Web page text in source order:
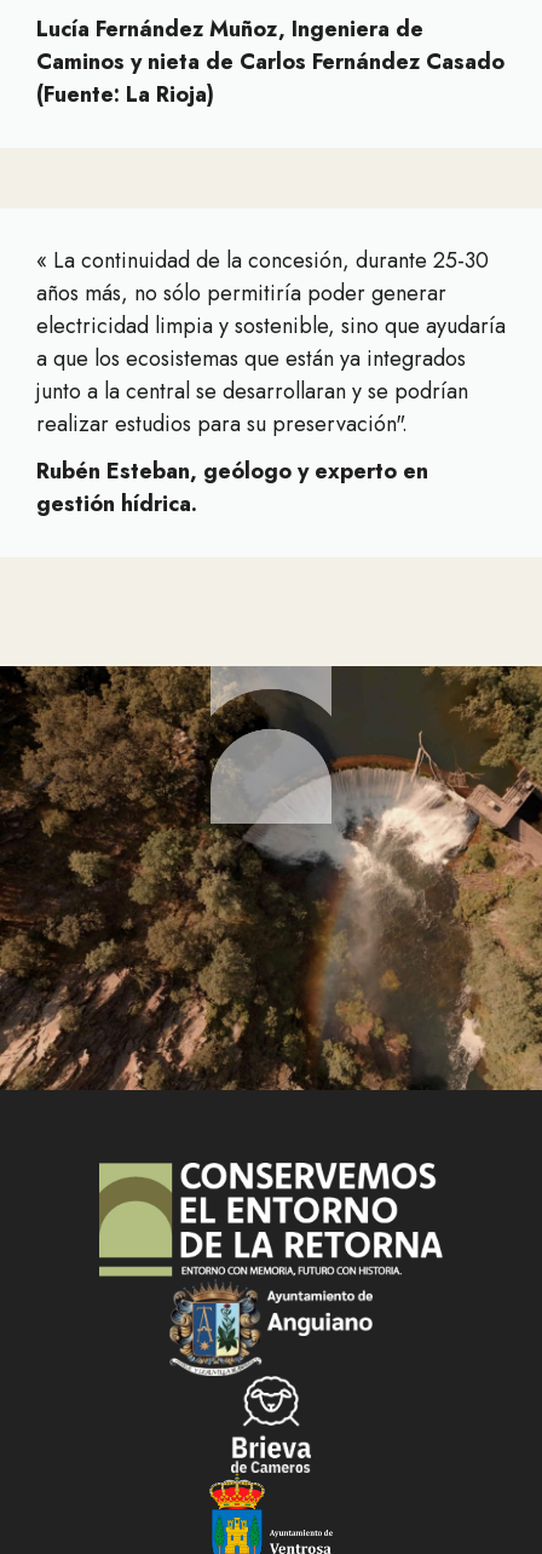
Lucía Fernández Muñoz, Ingeniera de
Caminos y nieta de Carlos Fernández Casado
(Fuente: La Rioja)
« La continuidad de la concesión, durante 25-30
años más, no sólo permitiría poder generar
electricidad limpia y sostenible, sino que ayudaría
a que los ecosistemas que están ya integrados
junto a la central se desarrollaran y se podrían
realizar estudios para su preservación".
Rubén Esteban, geólogo y experto en
gestión hídrica.